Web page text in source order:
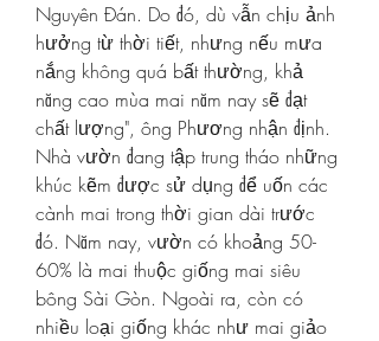
Nguyên Đán. Do đó, dù vẫn chịu ảnh
hưởng từ thời tiết, nhưng nếu mưa
nắng không quá bất thường, khả
năng cao mùa mai năm nay sẽ đạt
chất lượng", ông Phương nhận định.
Nhà vườn đang tập trung tháo những
khúc kẽm được sử dụng để uốn các
cành mai trong thời gian dài trước
đó. Năm nay, vườn có khoảng 50-
60% là mai thuộc giống mai siêu
bông Sài Gòn. Ngoài ra, còn có
nhiều loại giống khác như mai giảo